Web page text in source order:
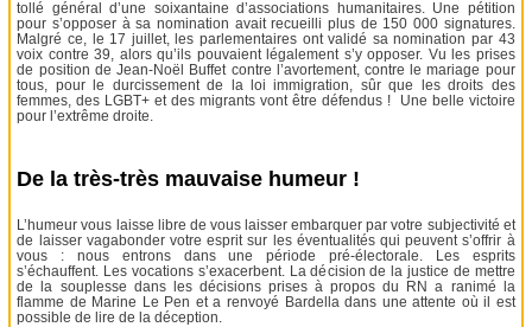
tollé général d’une soixantaine d’associations humanitaires. Une pétition
pour s’opposer à sa nomination avait recueilli plus de 150 000 signatures.
Malgré ce, le 17 juillet, les parlementaires ont validé sa nomination par 43
voix contre 39, alors qu’ils pouvaient légalement s’y opposer. Vu les prises
de position de Jean-Noël Buffet contre l’avortement, contre le mariage pour
tous, pour le durcissement de la loi immigration, sûr que les droits des
femmes, des LGBT+ et des migrants vont être défendus ! Une belle victoire
pour l’extrême droite.
De la très-très mauvaise humeur !
L’humeur vous laisse libre de vous laisser embarquer par votre subjectivité et
de laisser vagabonder votre esprit sur les éventualités qui peuvent s’offrir à
vous : nous entrons dans une période pré-électorale. Les esprits
s’échauffent. Les vocations s’exacerbent. La décision de la justice de mettre
de la souplesse dans les décisions prises à propos du RN a ranimé la
flamme de Marine Le Pen et a renvoyé Bardella dans une attente où il est
possible de lire de la déception.